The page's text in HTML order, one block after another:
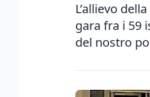
L’allievo
gara fra i 59
del nostro